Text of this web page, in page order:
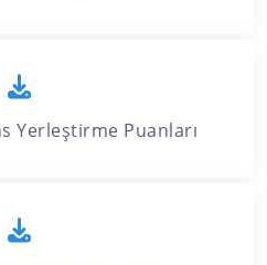
Yerleştirme Puanları